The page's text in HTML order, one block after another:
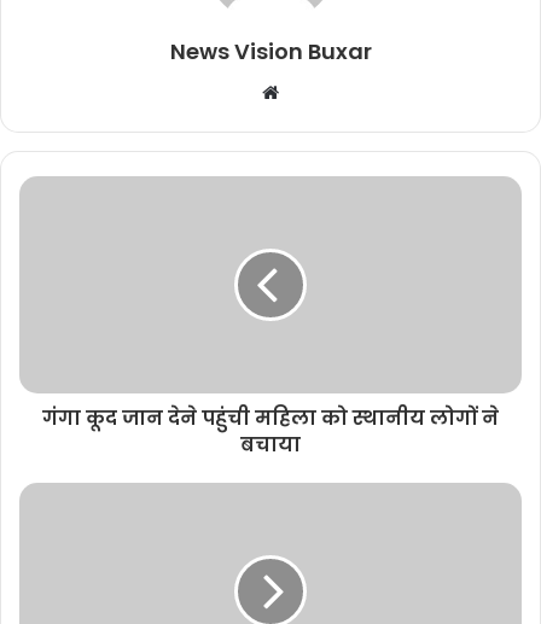
News Vision Buxar
b
s
e
गंगा कूद जान देने पहुंची महिला को स्थानीय लोगों ने
बचाया